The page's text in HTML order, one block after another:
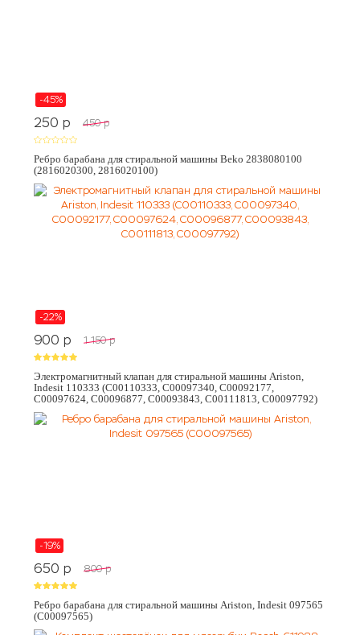
-45%
250 p 450 p
Ребро барабана для стиральной машины Beko 2838080100
(2816020300, 2816020100)
-22%
900 p 1 150 p
Электромагнитный клапан для стиральной машины Ariston,
Indesit 110333 (C00110333, C00097340, C00092177,
C00097624, C00096877, C00093843, C00111813, C00097792)
-19%
650 p 800 p
Ребро барабана для стиральной машины Ariston, Indesit 097565
(C00097565)